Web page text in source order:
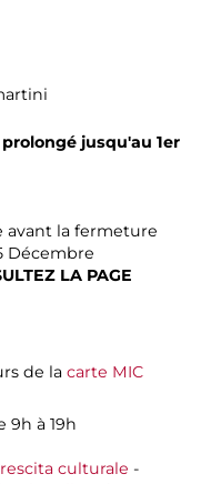
prolongé jusqu'au 1er
la fermeture
Décembre
LA PAGE
de la carte MIC
9h à 19h
culturale -